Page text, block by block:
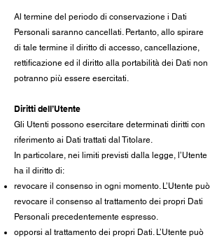
Al termine del periodo di conservazione i Dati
Personali saranno cancellati. Pertanto, allo spirare
di tale termine il diritto di accesso, cancellazione,
rettificazione ed il diritto alla portabilità dei Dati non
potranno più essere esercitati.
Diritti dell’Utente
Gli Utenti possono esercitare determinati diritti con
riferimento ai Dati trattati dal Titolare.
In particolare, nei limiti previsti dalla legge, l’Utente
ha il diritto di:
revocare il consenso in ogni momento. L’Utente può
revocare il consenso al trattamento dei propri Dati
Personali precedentemente espresso.
opporsi al trattamento dei propri Dati. L’Utente può